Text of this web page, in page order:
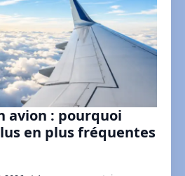
avion : pourquoi
en plus fréquentes